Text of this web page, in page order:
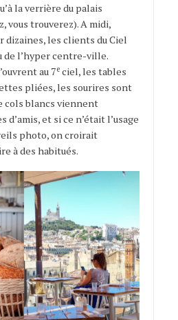
la verrière du palais
vous trouverez). A midi,
dizaines, les clients du Ciel
de l’hyper centre-ville.
au 7eciel, les tables
pliées, les sourires sont
cols blancs viennent
d’amis, et si ce n’était l’usage
photo, on croirait
à des habitués.